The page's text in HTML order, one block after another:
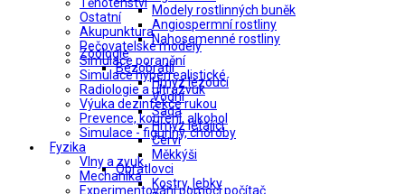
Ostatní
Akupunktura
Pečovatelské modely
Simulace poranění
Simulace hyperrealistické
Radiologie a ultrazvuk
Výuka dezinfekce rukou
Prevence, kouření, alkohol
Simulace - figuríny, choroby
Fyzika
Vlny a zvuk
Mechanika
Experimentování pomocí počítač
Modely rostlinných buněk
Angiospermní rostliny
Nahosemenné rostliny
Zoologie
Bezobratlí
Hmyz lezoucí
Vodní
Sada
Hmyz létající
Červi
Měkkýši
Obratlovci
Kostry, lebky